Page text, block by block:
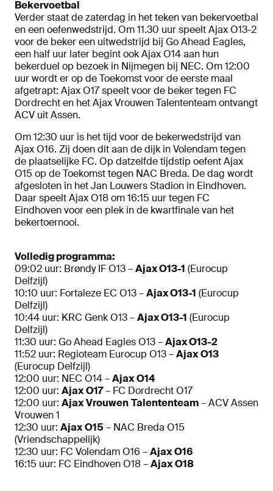
Bekervoetbal
Verder staat de zaterdag in het teken van bekervoetbal
en een oefenwedstrijd. Om 11.30 uur speelt Ajax O13-2
voor de beker een uitwedstrijd bij Go Ahead Eagles,
een half uur later begint ook Ajax O14 aan hun
bekerduel op bezoek in Nijmegen bij NEC. Om 12:00
uur wordt er op de Toekomst voor de eerste maal
afgetrapt: Ajax O17 speelt voor de beker tegen FC
Dordrecht en het Ajax Vrouwen Talententeam ontvangt
ACV uit Assen.
Om 12:30 uur is het tijd voor de bekerwedstrijd van
Ajax O16. Zij doen dit aan de dijk in Volendam tegen
de plaatselijke FC. Op datzelfde tijdstip oefent Ajax
O15 op de Toekomst tegen NAC Breda. De dag wordt
afgesloten in het Jan Louwers Stadion in Eindhoven.
Daar speelt Ajax O18 om 16:15 uur tegen FC
Eindhoven voor een plek in de kwartfinale van het
bekertoernooi.
Volledig programma:
09:02 uur: Brøndy IF O13 –Ajax O13-1 (Eurocup
Delfzijl)
10:10 uur: Fortaleze EC O13 –Ajax O13-1 (Eurocup
Delfzijl)
10:44 uur: KRC Genk O13 –Ajax O13-1 (Eurocup
Delfzijl)
11:30 uur: Go Ahead Eagles O13 –Ajax O13-2
11:52 uur: Regioteam Eurocup O13 –AjaxO13
(Eurocup Delfzijl)
12:00 uur: NEC O14 –AjaxO14
12:00 uur: AjaxO17– FC Dordrecht O17
12:00 uur: AjaxVrouwenTalententeam– ACV Assen
Vrouwen 1
12:30 uur: AjaxO15 – NAC Breda O15
(Vriendschappelijk)
12:30 uur: FC Volendam O16 –AjaxO16
16:15 uur: FC Eindhoven O18 –AjaxO18